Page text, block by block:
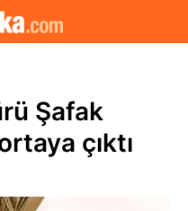
Şafak
çıktı